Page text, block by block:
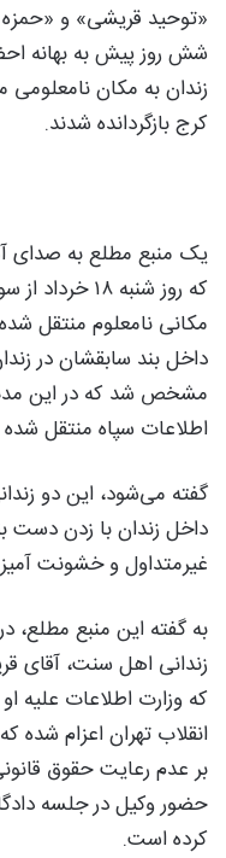
«توحید قریشی» و
شش روز پیش به بهانه
زندان به مکان نامعلومی
کرج بازگردانده ‌شدند.
یک منبع مطلع به صدای
که روز شنبه
داخل بند سابقشان در
اطلاعات سپاه منتقل شده
گفته می‌شود، این دو
داخل زندان با زدن دست
غیرمتداول و خشونت آمیز
به گفته این منبع مطلع،
زندانی اهل سنت، آقای
انقلاب تهران اعزام شده
بر عدم رعایت حقوق
حضور وکیل در جلسه
کرده است.